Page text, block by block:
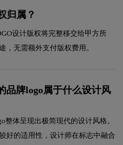
归属？
设计版权将完整移交给甲方所
，无需额外支付版权费用。
品牌logo属于什么设计风
整体呈现出极简现代的设计风格。
好的适用性，设计师在标志中融合